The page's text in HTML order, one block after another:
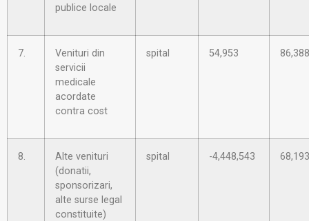
publice locale
7.
Venituri din
servicii
medicale
acordate
contra cost
spital 54,953 86,388
8.
Alte venituri
(donatii,
sponsorizari,
alte surse legal
constituite)
spital -4,448,543 68,193